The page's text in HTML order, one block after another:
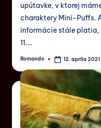
upútavke, v ktorej
charaktery Mini-Puffs.
informácie stále
11.…
Romando 12. apríla 2021